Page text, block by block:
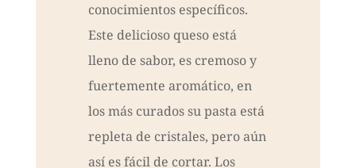
conocimientos específicos.
Este delicioso queso está
lleno de sabor, es cremoso y
fuertemente aromático, en
los más curados su pasta está
repleta de cristales, pero aún
así es fácil de cortar. Los